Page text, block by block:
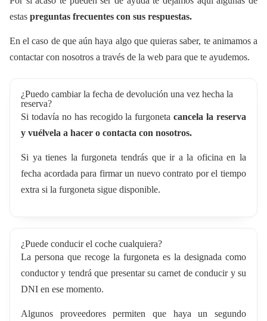
estas preguntas frecuentes con sus respuestas.
En el caso de que aún haya algo que quieras saber, te animamos a
contactar con nosotros a través de la web para que te ayudemos.
¿Puedo cambiar la fecha de devolución una vez hecha la
reserva?
Si todavía no has recogido la furgonetacancela la reserva
y vuélvela a hacer o contacta con nosotros.
Si ya tienes la furgoneta tendrás que ir a la oficina en la
fecha acordada para firmar un nuevo contrato por el tiempo
extra si la furgoneta sigue disponible.
¿Puede conducir el coche cualquiera?
La persona que recoge la furgoneta es la designada como
conductor y tendrá que presentar su carnet de conducir y su
DNI en ese momento.
Algunos proveedores permiten que haya un segundo